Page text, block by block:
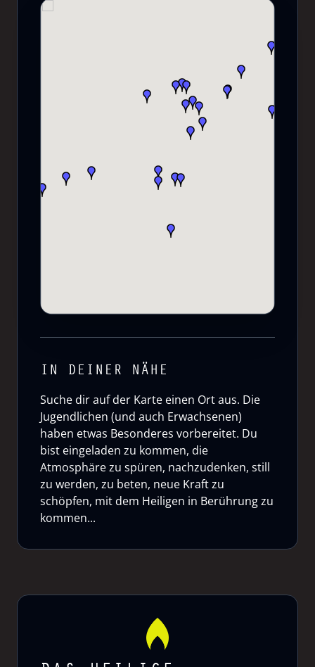
IN DEINER NÄHE
Suche dir auf der Karte einen Ort aus. Die
Jugendlichen (und auch Erwachsenen)
haben etwas Besonderes vorbereitet. Du
bist eingeladen zu kommen, die
Atmosphäre zu spüren, nachzudenken, still
zu werden, zu beten, neue Kraft zu
schöpfen, mit dem Heiligen in Berührung zu
kommen...